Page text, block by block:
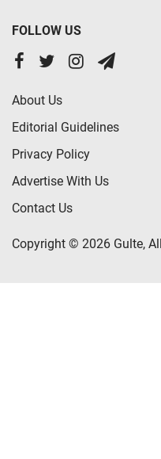
FOLLOW US
About Us
Editorial Guidelines
Privacy Policy
Advertise With Us
Contact Us
Copyright © 2026 Gulte,